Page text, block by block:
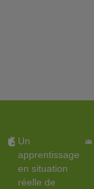
Un
apprentissage
en situation
réelle de